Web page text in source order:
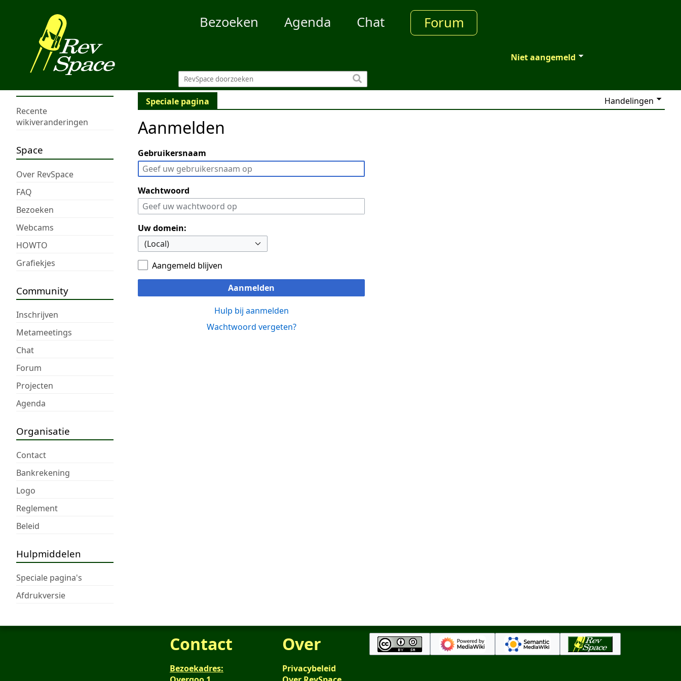
Bezoeken Agenda Chat Forum
Niet aangemeld
Recente
wikiveranderingen
Space
Over RevSpace
FAQ
Bezoeken
Webcams
HOWTO
Grafiekjes
Community
Inschrijven
Metameetings
Chat
Forum
Projecten
Agenda
Organisatie
Contact
Bankrekening
Logo
Reglement
Beleid
Hulpmiddelen
Speciale pagina's
Afdrukversie
Speciale pagina Handelingen
Aanmelden
Gebruikersnaam
Wachtwoord
Uw domein:
Aangemeld blijven
Aanmelden
Hulp bij aanmelden
Wachtwoord vergeten?
Contact
Bezoekadres:
Over
Privacybeleid